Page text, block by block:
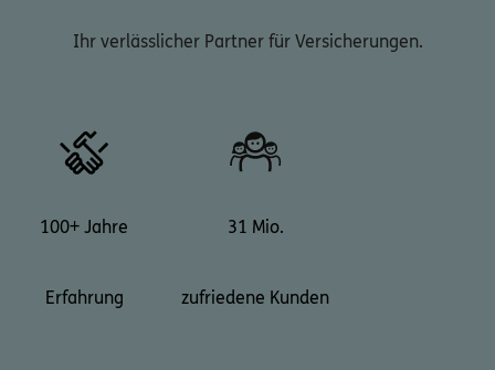
Ihr verlässlicher Partner für Versicherungen.
100+ Jahre
Erfahrung
31 Mio.
zufriedene Kunden